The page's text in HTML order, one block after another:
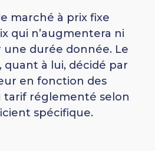
marché à prix fixe
qui n’augmentera ni
une durée donnée. Le
quant à lui, décidé par
en fonction des
réglementé selon
spécifique.